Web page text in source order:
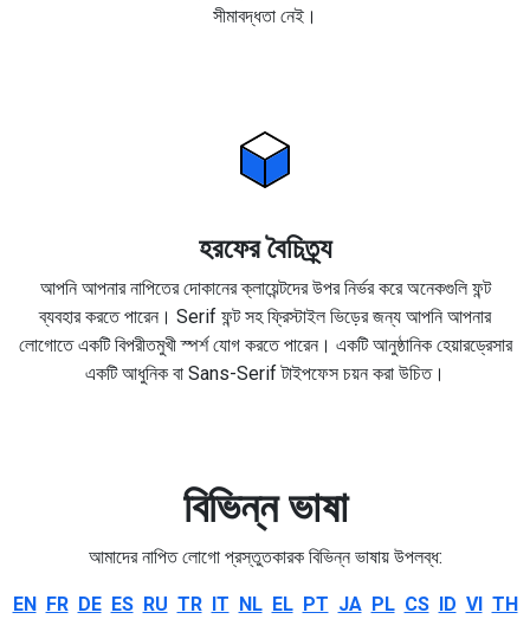
সীমাবদ্ধতা নেই।
হরফের বৈচিত্র্য
আপনি আপনার নাপিতের দোকানের ক্লায়েন্টদের উপর নির্ভর করে অনেকগুলি ফন্ট
ব্যবহার করতে পারেন। Serif ফন্ট সহ ফ্রিস্টাইল ভিড়ের জন্য আপনি আপনার
লোগোতে একটি বিপরীতমুখী স্পর্শ যোগ করতে পারেন। একটি আনুষ্ঠানিক হেয়ারড্রেসার
একটি আধুনিক বা Sans-Serif টাইপফেস চয়ন করা উচিত।
বিভিন্ন ভাষা
আমাদের নাপিত লোগো প্রস্তুতকারক বিভিন্ন ভাষায় উপলব্ধ:
EN FR DE ES RU TR IT NL EL PT JA PL CS ID VI TH